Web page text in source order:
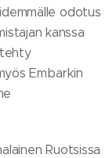
odotus
kanssa
tehty
Embarkin
Ruotsissa